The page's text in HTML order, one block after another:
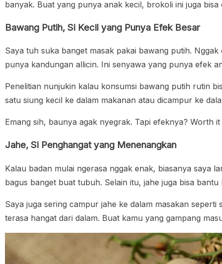
banyak. Buat yang punya anak kecil, brokoli ini juga bisa
Bawang Putih, Si Kecil yang Punya Efek Besar
Saya tuh suka banget masak pakai bawang putih.
punya kandungan allicin. Ini senyawa yang punya efek
Penelitian nunjukin kalau konsumsi bawang putih rutin
satu siung kecil ke dalam makanan atau dicampur ke
Emang sih, baunya agak nyegrak. Tapi efeknya? Worth
Jahe, Si Penghangat yang Menenangkan
Kalau badan mulai ngerasa nggak enak, biasanya saya
bagus banget buat tubuh. Selain itu, jahe juga bisa
Saya juga sering campur jahe ke dalam masakan
terasa hangat dari dalam. Buat kamu yang gampang